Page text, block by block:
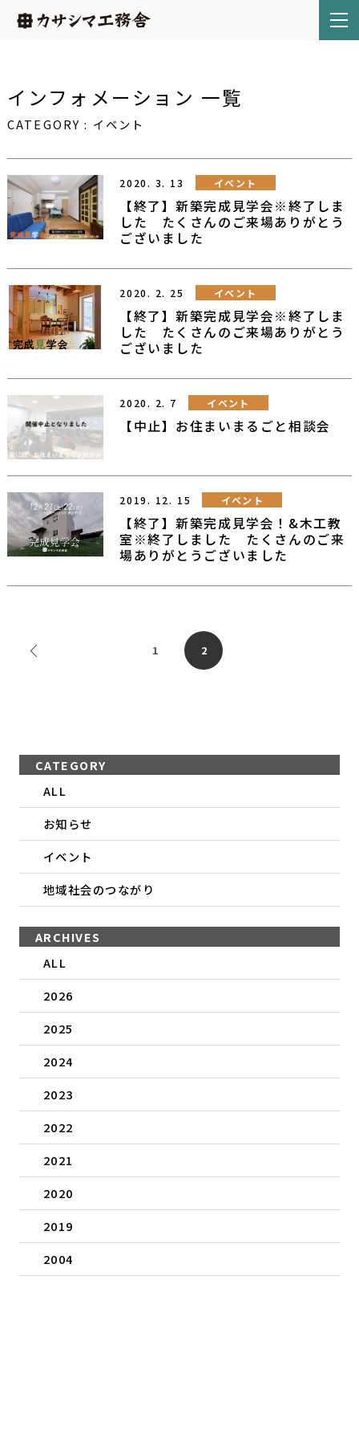
インフォメーション 一覧
CATEGORY : イベント
2020. 3. 13 イベント
【終了】新築完成見学会※終了しま
した たくさんのご来場ありがとう
ございました
2020. 2. 25 イベント
【終了】新築完成見学会※終了しま
した たくさんのご来場ありがとう
ございました
2020. 2. 7 イベント
【中止】お住まいまるごと相談会
2019. 12. 15 イベント
【終了】新築完成見学会！&木工教
室※終了しました たくさんのご来
場ありがとうございました
1
2
CATEGORY
ALL
お知らせ
イベント
地域社会のつながり
ARCHIVES
ALL
2026
2025
2024
2023
2022
2021
2020
2019
2004